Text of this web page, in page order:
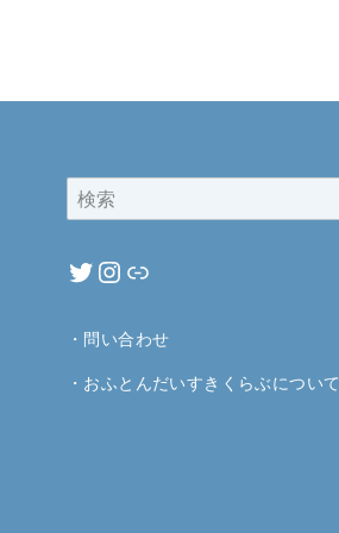
・ 問い合わせ
・ おふとんだいすきくらぶについて